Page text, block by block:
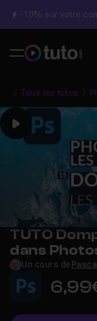
-10% sur votre
Tous les tutos
Play
TUTO
dans
Un cours de